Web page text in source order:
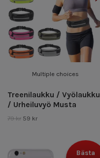
Multiple choices
Treenilaukku / Vyölaukku
/ Urheiluvyö Musta
79 kr 59 kr
Bästa